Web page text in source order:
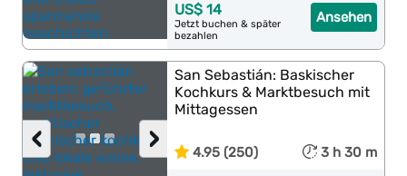
Ansehen
US$ 14
Jetzt buchen & später
bezahlen
›
‹
San Sebastián: Baskischer
Kochkurs & Marktbesuch mit
Mittagessen
4.95 (250) 3 h 30 m